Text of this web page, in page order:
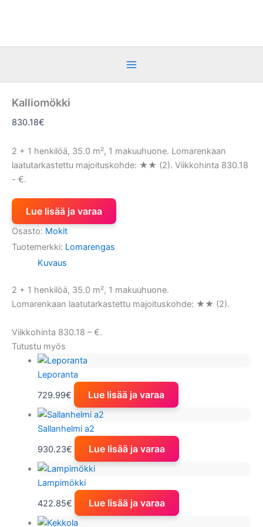
Kalliomökki
830.18€
2 + 1 henkilöä, 35.0 m², 1 makuuhuone. Lomarenkaan
laatutarkastettu majoituskohde: ★★ (2). Viikkohinta 830.18
- €.
Lue lisää ja varaa
Osasto: Mokit
Tuotemerkki: Lomarengas
Kuvaus
2 + 1 henkilöä, 35.0 m², 1 makuuhuone.
Lomarenkaan laatutarkastettu majoituskohde: ★★ (2).
Viikkohinta 830.18 – €.
Tutustu myös
Leporanta
729.99€ Lue lisää ja varaa
Sallanhelmi a2
930.23€ Lue lisää ja varaa
Lampimökki
422.85€ Lue lisää ja varaa